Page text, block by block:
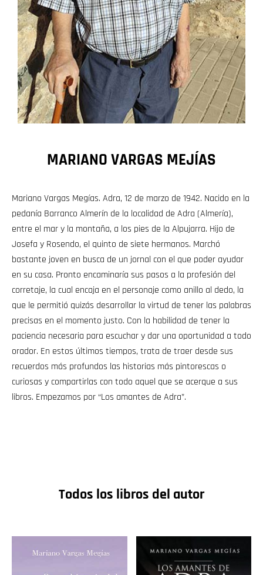
MARIANO VARGAS MEJÍAS
Mariano Vargas Megías. Adra, 12 de marzo de 1942. Nacido en la
pedanía Barranco Almerín de la localidad de Adra (Almería),
entre el mar y la montaña, a los pies de la Alpujarra. Hijo de
Josefa y Rosendo, el quinto de siete hermanos. Marchó
bastante joven en busca de un jornal con el que poder ayudar
en su casa. Pronto encaminaría sus pasos a la profesión del
corretaje, la cual encaja en el personaje como anillo al dedo, la
que le permitió quizás desarrollar la virtud de tener las palabras
precisas en el momento justo. Con la habilidad de tener la
paciencia necesaria para escuchar y dar una oportunidad a todo
orador. En estos últimos tiempos, trata de traer desde sus
recuerdos más profundos las historias más pintorescas o
curiosas y compartirlas con todo aquel que se acerque a sus
libros. Empezamos por “Los amantes de Adra”.
Todos los libros del autor